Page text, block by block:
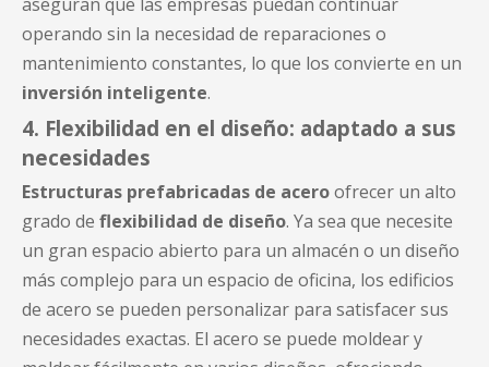
operando sin la necesidad de reparaciones o
mantenimiento constantes, lo que los convierte en un
inversión inteligente.
4. Flexibilidad en el diseño: adaptado a sus
necesidades
Estructuras prefabricadas de aceroofrecer un alto
grado de flexibilidad de diseño. Ya sea que necesite
un gran espacio abierto para un almacén o un diseño
más complejo para un espacio de oficina, los edificios
de acero se pueden personalizar para satisfacer sus
necesidades exactas. El acero se puede moldear y